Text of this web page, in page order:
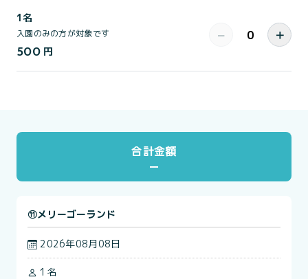
1名
入園のみの方が対象です
500 円
− ＋
合計金額
⑪メリーゴーランド
2026年08月08日
1名